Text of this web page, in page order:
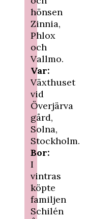
hönsen
Zinnia,
Phlox
och
Vallmo.
Var:
Växthuset
vid
Överjärva
gård,
Solna,
Stockholm.
Bor:
I
vintras
köpte
familjen
Schilén